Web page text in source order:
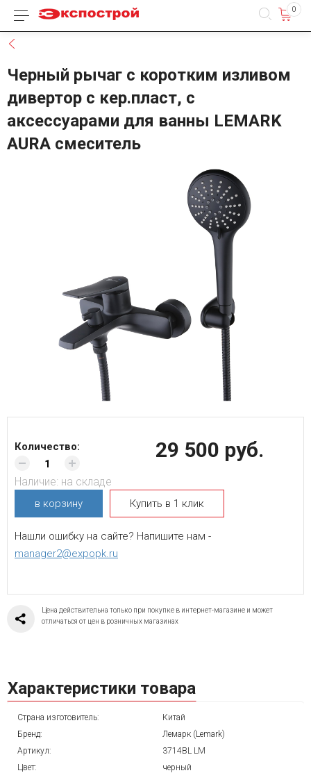
Каталог товаров 0
Черный рычаг с коротким изливом
дивертор с кер.пласт, с
аксессуарами для ванны LEMARK
AURA смеситель
29 500 руб.
Количество:
Наличие: на складе
в корзину Купить в 1 клик
Нашли ошибку на сайте? Напишите нам -
manager2@expopk.ru
Цена действительна только при покупке в интернет-магазине и может
отличаться от цен в розничных магазинах
Характеристики товара
Страна изготовитель:
Китай
Бренд:
Лемарк (Lemark)
Артикул:
3714BL LM
Цвет:
черный